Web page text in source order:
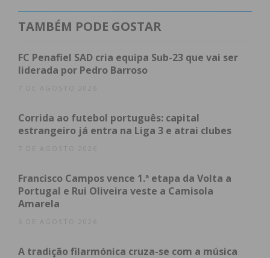
que regressou à atividade política “a convite” de
desprendida, motivada apenas pelo desejo de
contribuir para uma candidatura vencedora às
próximas eleições autárquicas, uma candidatura
por ele”.
Contudo, a indigitação do também presidente da
Secretário de Estado da Cultura veio, segundo
Susana Oliveira, “alterar completamente esse
regresso à vida política ativa: apoiar a sua eleição
TAMBÉM PODE GOSTAR
FC Penafiel SAD cria equipa Sub-23 que vai ser
liderada por Pedro Barroso
7 DE AGOSTO 2026
Corrida ao futebol português: capital
estrangeiro já entra na Liga 3 e atrai clubes
7 DE AGOSTO 2026
Francisco Campos vence 1.ª etapa da Volta a
Portugal e Rui Oliveira veste a Camisola
Amarela
6 DE AGOSTO 2026
A tradição filarmónica cruza-se com a música